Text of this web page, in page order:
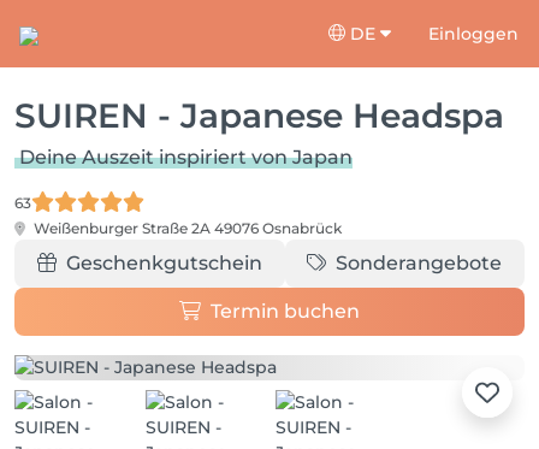
DE Einloggen
SUIREN - Japanese Headspa
Deine Auszeit inspiriert von Japan
63
Weißenburger Straße 2A 49076 Osnabrück
Geschenkgutschein Sonderangebote
Termin buchen